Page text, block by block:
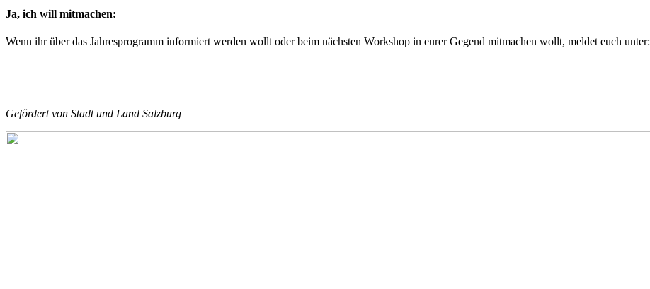
Ja, ich will mitmachen:
Wenn ihr über das Jahresprogramm informiert werden wollt oder beim nächsten Workshop in eurer Gegend mitmachen wollt, meldet euch unter:
Gefördert von Stadt und Land Salzburg